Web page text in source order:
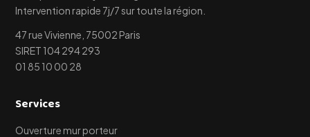
Intervention rapide 7j/7 sur toute la région.
47 rue Vivienne, 75002 Paris
SIRET 104 294 293
01 85 10 00 28
Services
Ouverture mur porteur